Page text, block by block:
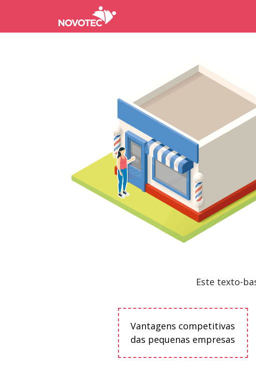
Este texto-
Vantagens competitivas
das pequenas empresas